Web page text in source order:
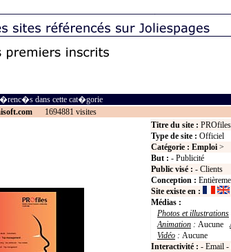
dans cette cat�gorie
1694881 visites
Titre du site :
Type de site : Officiel
Catégorie : Emploi >
But : - Publicité
Public visé : - Clients
Conception :
Site existe en :
Médias :
Photos et illustrations
Animation : Aucune
Vidéo : Aucune
Interactivité : - Email -